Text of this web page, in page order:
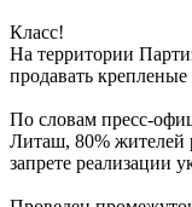
Класс!
На территории
продавать
По словам пресс-
Литаш, 80% жителей
запрете реализации